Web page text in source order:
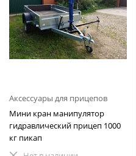
Аксессуары для прицепов
Мини кран манипулятор
гидравлический прицеп 1000
кг пикап